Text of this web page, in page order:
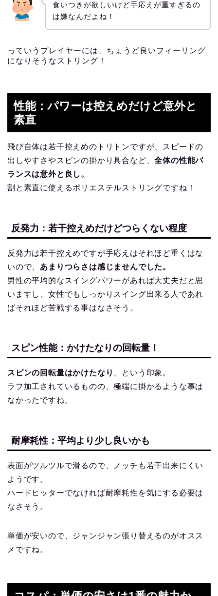
食いつきが欲しいけど手応えが重すぎるの
は嫌なんだよね！
っていうプレイヤーには、ちょうど良いフィーリング
になりそうなストリング！
性能：パワーは控えめだけど意外と
素直
飛び自体は若干控えめのトリトンですが、スピードの
出しやすさやスピンの掛かり具合など、全体の性能バ
ランスは意外と良し。
割と素直に使えるポリエステルストリングですね！
反発力：若干控えめだけどつらくない程度
反発力は若干控えめですが手応えはそれほど重くはな
いので、 あまりつらさは感じませんでした。
男性の平均的なスイングパワーがあれば大丈夫だと思
いますし、女性でもしっかりスイング出来る人であれ
ばそれほど苦戦する事はなさそう。
スピン性能：かけたなりの回転量！
スピンの回転量はかけたなり
、という印象。
ラフ加工されているものの、極端に掛かるような事は
なかったですね。
耐摩耗性：平均より少し良いかも
表面がツルツルで滑るので、ノッチも若干出来にくい
ようです。
ハードヒッターでなければ耐摩耗性を気にする必要は
なさそう。
単価が安いので、ジャンジャン張り替えるのがオスス
メですね。